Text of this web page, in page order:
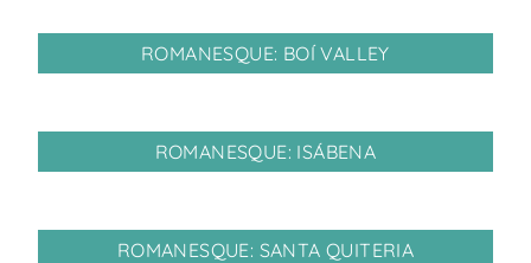
ROMANESQUE: BOÍ VALLEY
ROMANESQUE: ISÁBENA
ROMANESQUE: SANTA QUITERIA